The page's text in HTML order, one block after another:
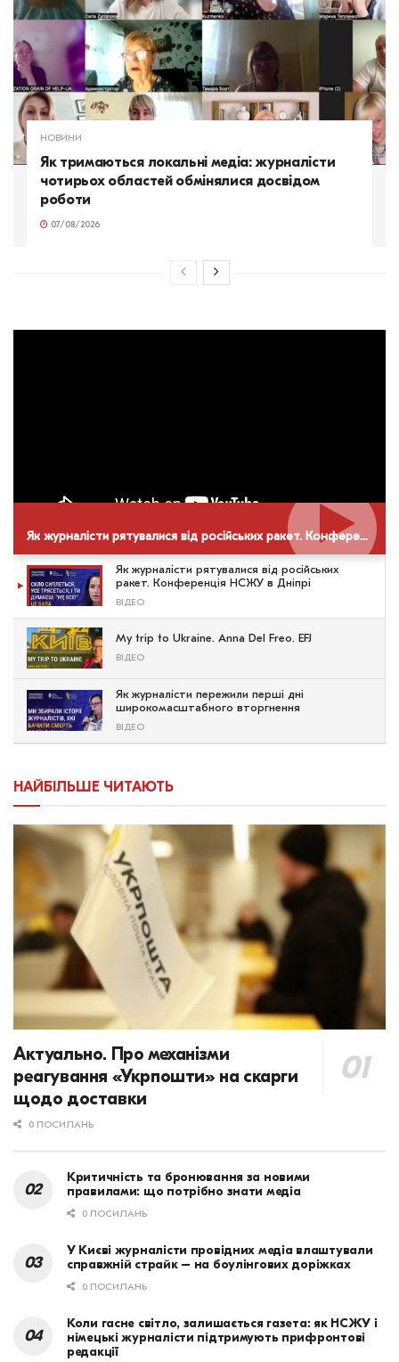
НОВИНИ
Як тримаються локальні медіа: журналісти
чотирьох областей обмінялися досвідом
роботи
07/08/2026
Як журналісти рятувалися від російських ракет. Конференція НСЖУ в Дніпрі
Як журналісти рятувалися від російських
ракет. Конференція НСЖУ в Дніпрі
ВІДЕО
My trip to Ukraine. Anna Del Freo. EFJ
ВІДЕО
Як журналісти пережили перші дні
широкомасштабного вторгнення
ВІДЕО
НАЙБІЛЬШЕ ЧИТАЮТЬ
Актуально. Про механізми
реагування «Укрпошти» на скарги
щодо доставки
0 ПОСИЛАНЬ
Критичність та бронювання за новими
правилами: що потрібно знати медіа
0 ПОСИЛАНЬ
У Києві журналісти провідних медіа влаштували
справжній страйк – на боулінгових доріжках
0 ПОСИЛАНЬ
Коли гасне світло, залишається газета: як НСЖУ і
німецькі журналісти підтримують прифронтові
редакції